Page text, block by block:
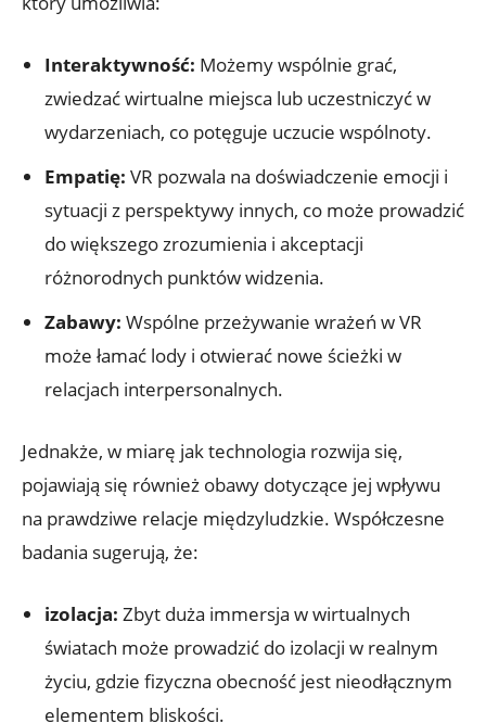
Interaktywność: Możemy wspólnie grać,
zwiedzać wirtualne miejsca lub uczestniczyć w
wydarzeniach, co potęguje uczucie wspólnoty.
Empatię: VR pozwala na doświadczenie emocji i
sytuacji z perspektywy innych, co może prowadzić
do większego zrozumienia i akceptacji
różnorodnych punktów widzenia.
Zabawy: Wspólne przeżywanie wrażeń w VR
może łamać lody i otwierać nowe ścieżki w
relacjach interpersonalnych.
Jednakże, w miarę jak technologia rozwija się,
pojawiają się również obawy dotyczące jej wpływu
na prawdziwe relacje międzyludzkie. Współczesne
badania sugerują, że:
izolacja: Zbyt duża immersja w wirtualnych
światach może prowadzić do izolacji w realnym
życiu, gdzie fizyczna obecność jest nieodłącznym
elementem bliskości.